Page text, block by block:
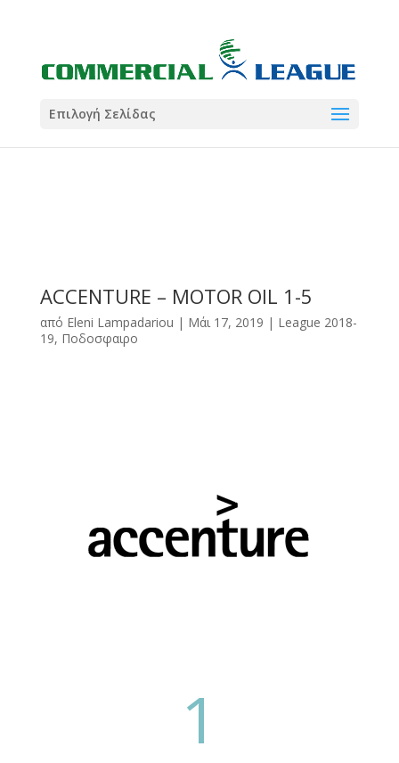
Coral
Σωματείο ΣΟΛ
Coral
5
Επιλογή Σελίδας
ACCENTURE – MOTOR OIL 1-5
από Eleni Lampadariou | Μάι 17, 2019 | League 2018-
19, Ποδοσφαιρο
1